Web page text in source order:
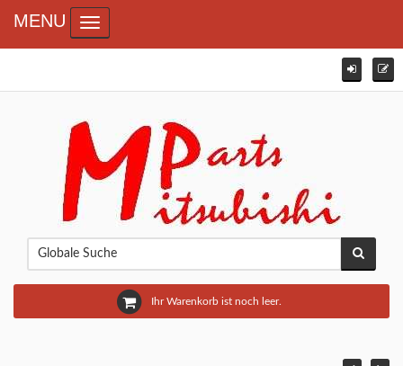
Ihr Warenkorb ist noch leer.
MENU Toggle navigation